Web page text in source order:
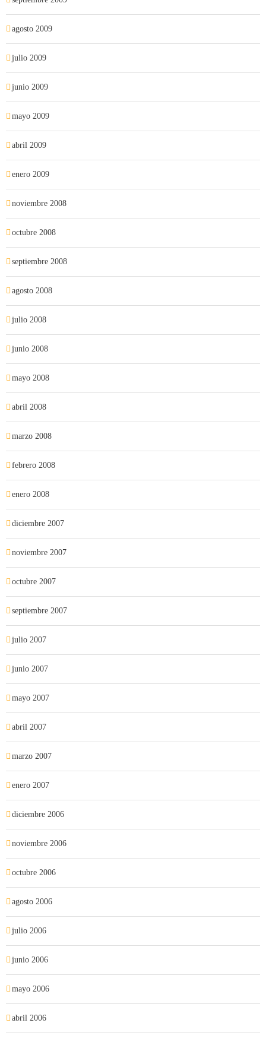
agosto 2009
julio 2009
junio 2009
mayo 2009
abril 2009
enero 2009
noviembre 2008
octubre 2008
septiembre 2008
agosto 2008
julio 2008
junio 2008
mayo 2008
abril 2008
marzo 2008
febrero 2008
enero 2008
diciembre 2007
noviembre 2007
octubre 2007
septiembre 2007
julio 2007
junio 2007
mayo 2007
abril 2007
marzo 2007
enero 2007
diciembre 2006
noviembre 2006
octubre 2006
agosto 2006
julio 2006
junio 2006
mayo 2006
abril 2006